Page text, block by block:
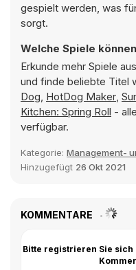
gespielt werden, was
sorgt.
Welche Spiele
Erkunde mehr Spiele
und finde beliebte Titel
Dog, HotDog Maker,
Kitchen: Spring Roll -
verfügbar.
Kategorie: Management-
Hinzugefügt 26 Okt 2021
KOMMENTARE
Bitte registrieren Sie sich